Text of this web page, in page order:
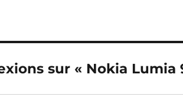
sur « Nokia Lumia